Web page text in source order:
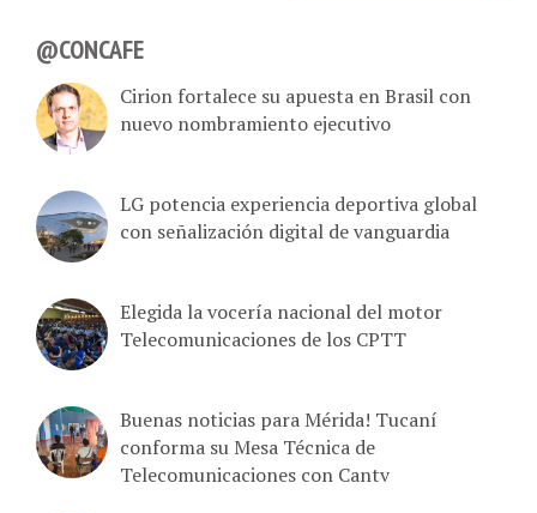
@CONCAFE
Cirion fortalece su apuesta en Brasil con
nuevo nombramiento ejecutivo
LG potencia experiencia deportiva global
con señalización digital de vanguardia
Elegida la vocería nacional del motor
Telecomunicaciones de los CPTT
Buenas noticias para Mérida! Tucaní
conforma su Mesa Técnica de
Telecomunicaciones con Cantv